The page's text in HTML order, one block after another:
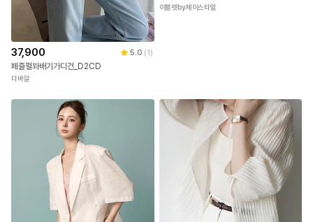
37,900 5.0 (1)
페즐펄꽈배기가디건_D2CD
다바걸
이블렛by제이스타일